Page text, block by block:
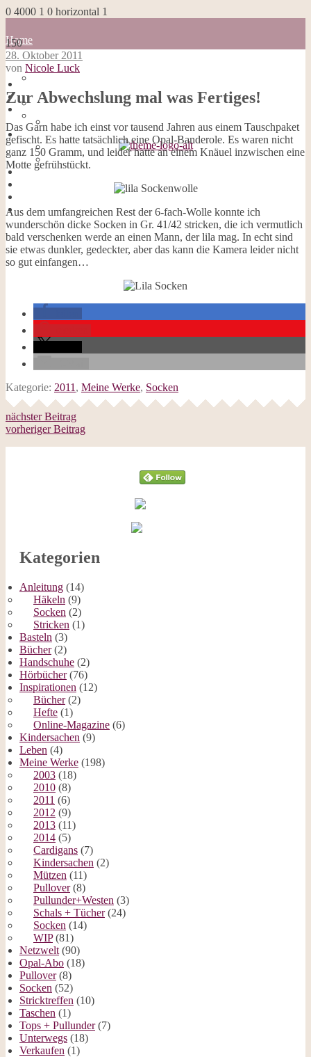
0 4000 1 0 horizontal 1
Home
Blog
about me
Impressum
Datenschutzerklärung
Galerie
Opal-Abos
Strickblogs
Hörbücher
150
Home
Blog
about me
100 Dinge
Impressum
Datenschutzerklärung
Cookies
Galerie
Hörbücher
28. Oktober 2011
von Nicole Luck
Zur Abwechslung mal was Fertiges!
Das Garn habe ich einst vor tausend Jahren aus einem Tauschpaket
gefischt. Es hatte tatsächlich eine Opal-Banderole. Es waren nicht
ganz 150 Gramm, und leider hatte an einem Knäuel inzwischen eine
Motte gefrühstückt.
Aus dem umfangreichen Rest der 6-fach-Wolle konnte ich
wunderschön dicke Socken in Gr. 41/42 stricken, die ich vermutlich
bald verschenken werde an einen Mann, der lila mag. In echt sind
sie etwas dunkler, gedeckter, aber das kann die Kamera leider nicht
so gut einfangen…
Kategorie: 2011 , Meine Werke, Socken
nächster Beitrag
vorheriger Beitrag
Kategorien
Anleitung (14)
Häkeln (9)
Socken (2)
Stricken (1)
Basteln (3)
Bücher(2)
Handschuhe (2)
Hörbücher(76)
Inspirationen (12)
Bücher(2)
Hefte (1)
Online-Magazine (6)
Kindersachen (9)
Leben (4)
Meine Werke (198)
2003 (18)
2010 (8)
2011 (6)
2012 (9)
2013 (11)
2014 (5)
Cardigans (7)
Kindersachen (2)
Mützen (11)
Pullover(8)
Pullunder+Westen (3)
Schals + Tücher(24)
Socken (14)
WIP(81)
Netzwelt (90)
Opal-Abo (18)
Pullover(8)
Socken (52)
Stricktreffen (10)
Taschen (1)
Tops + Pullunder(7)
Unterwegs (18)
Verkaufen (1)